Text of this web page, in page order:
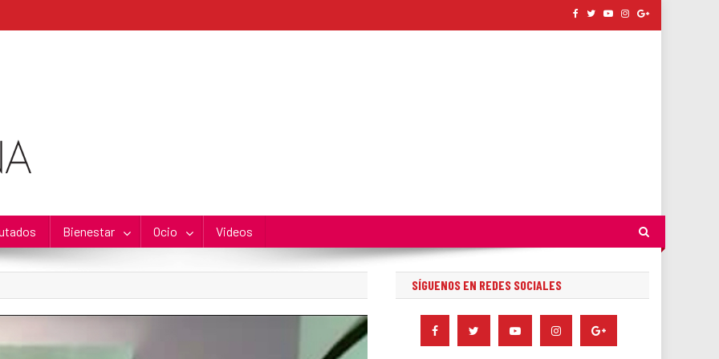
Bienestar Ocio Videos
SÍGUENOS EN REDES SOCIALES